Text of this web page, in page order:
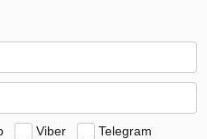
Viber Telegram